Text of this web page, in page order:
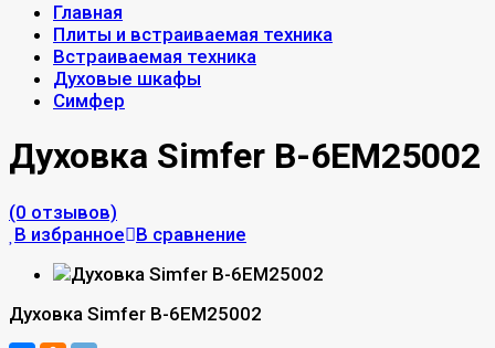
Главная
Плиты и встраиваемая техника
Встраиваемая техника
Духовые шкафы
Симфер
Духовка Simfer B-6EM25002
(0 отзывов)
В избранное В сравнение
Духовка Simfer B-6EM25002